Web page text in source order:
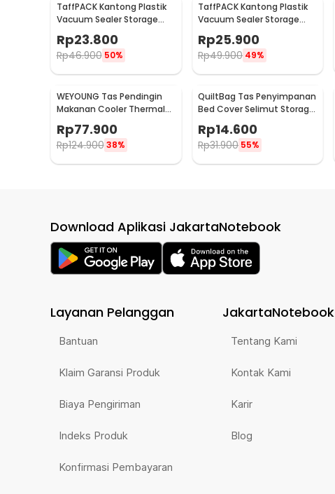
TaffPACK Kantong Plastik
Vacuum Sealer Storage
Bag 5 PCS 35x50cm -
ZKD002
Rp23.800
Rp46.900 50%
TaffPACK Kantong Plastik
Vacuum Sealer Storage
ZKD002
Rp25.900
Rp49.900 49%
WEYOUNG Tas Pendingin
Makanan Cooler Thermal
Rp77.900
Rp124.900 38%
QuiltBag Tas Penyimpanan
Bed Cover Selimut Storage
Bag Organizer 1 PCS - MT6
Rp14.600
Rp31.900 55%
Download Aplikasi JakartaNotebook
Layanan Pelanggan
Bantuan
Klaim Garansi Produk
Biaya Pengiriman
Indeks Produk
Konfirmasi Pembayaran
JakartaNotebook
Tentang Kami
Kontak Kami
Karir
Blog